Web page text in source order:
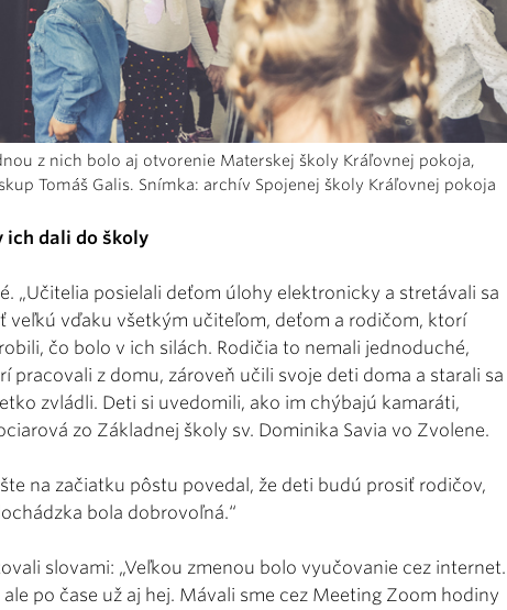
z nich bolo aj otvorenie Materskej školy Kráľovnej pokoja,
Tomáš Galis. Snímka: archív Spojenej školy Kráľovnej pokoja
ich dali do školy
„Učitelia posielali deťom úlohy elektronicky a stretávali sa
veľkú vďaku všetkým učiteľom, deťom a rodičom, ktorí
čo bolo v ich silách. Rodičia to nemali jednoduché,
pracovali z domu, zároveň učili svoje deti doma a starali sa
zvládli. Deti si uvedomili, ako im chýbajú kamaráti,
zo Základnej školy sv. Dominika Savia vo Zvolene.
na začiatku pôstu povedal, že deti budú prosiť rodičov,
bola dobrovoľná.“
slovami: „Veľkou zmenou bolo vyučovanie cez internet.
po čase už aj hej. Mávali sme cez Meeting Zoom hodiny